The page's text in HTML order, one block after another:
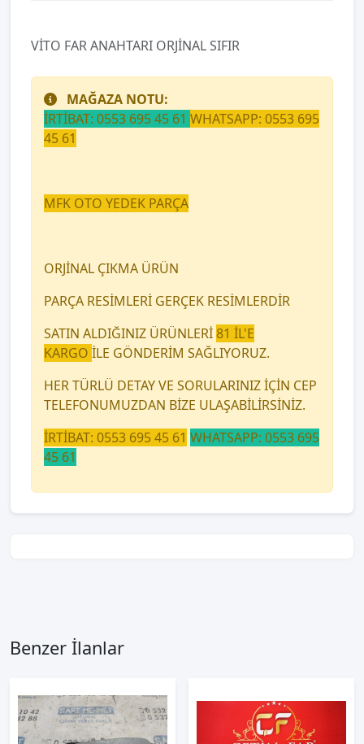
VİTO FAR ANAHTARI ORJİNAL SIFIR
MAĞAZA NOTU:
İRTİBAT: 0553 695 45 61 WHATSAPP: 0553 695
45 61
MFK OTO YEDEK PARÇA
ORJİNAL ÇIKMA ÜRÜN
PARÇA RESİMLERİ GERÇEK RESİMLERDİR
SATIN ALDIĞINIZ ÜRÜNLERİ 81 İL'E
KARGO İLE GÖNDERİM SAĞLIYORUZ.
HER TÜRLÜ DETAY VE SORULARINIZ İÇİN CEP
TELEFONUMUZDAN BİZE ULAŞABİLİRSİNİZ.
İRTİBAT: 0553 695 45 61 WHATSAPP: 0553 695
45 61
Benzer İlanlar